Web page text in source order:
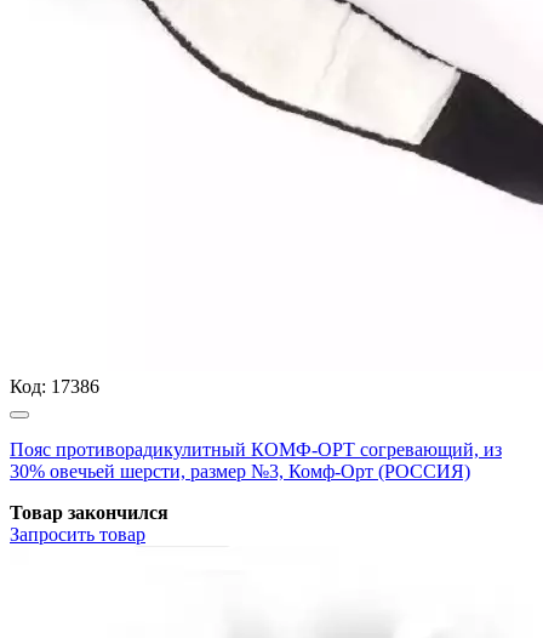
Код: 17386
Пояс противорадикулитный КОМФ-ОРТ согревающий, из
30% овечьей шерсти, размер №3, Комф-Орт (РОССИЯ)
Товар закончился
Запросить товар